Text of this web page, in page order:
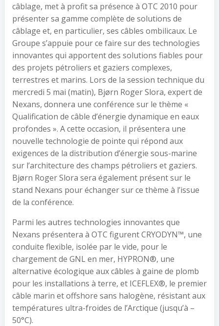
câblage, met à profit sa présence à OTC 2010 pour
présenter sa gamme complète de solutions de
câblage et, en particulier, ses câbles ombilicaux. Le
Groupe s’appuie pour ce faire sur des technologies
innovantes qui apportent des solutions fiables pour
des projets pétroliers et gaziers complexes,
terrestres et marins. Lors de la session technique du
mercredi 5 mai (matin), Bjørn Roger Slora, expert de
Nexans, donnera une conférence sur le thème «
Qualification de câble d’énergie dynamique en eaux
profondes ». A cette occasion, il présentera une
nouvelle technologie de pointe qui répond aux
exigences de la distribution d’énergie sous-marine
sur l’architecture des champs pétroliers et gaziers.
Bjørn Roger Slora sera également présent sur le
stand Nexans pour échanger sur ce thème à l’issue
de la conférence.
Parmi les autres technologies innovantes que
Nexans présentera à OTC figurent CRYODYN™, une
conduite flexible, isolée par le vide, pour le
chargement de GNL en mer, HYPRON®, une
alternative écologique aux câbles à gaine de plomb
pour les installations à terre, et ICEFLEX®, le premier
câble marin et offshore sans halogène, résistant aux
températures ultra-froides de l’Arctique (jusqu’à –
50°C).